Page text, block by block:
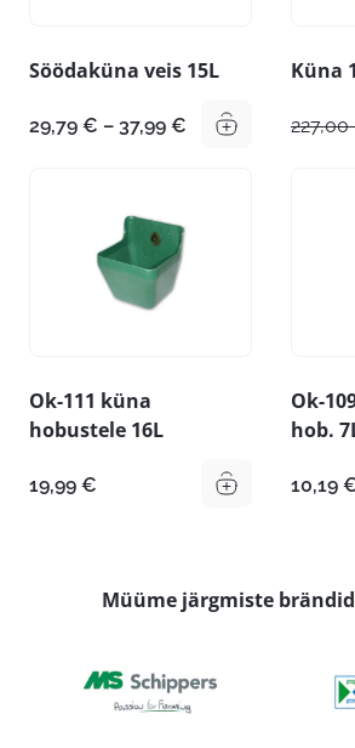
Söödaküna veis 15L
29,79 € – 37,99 € Hinnavahemik:
Küna
227,00
Ok-111 küna
hobustele 16L
19,99 €
Ok-
hob.
10,19
Müüme järgmiste